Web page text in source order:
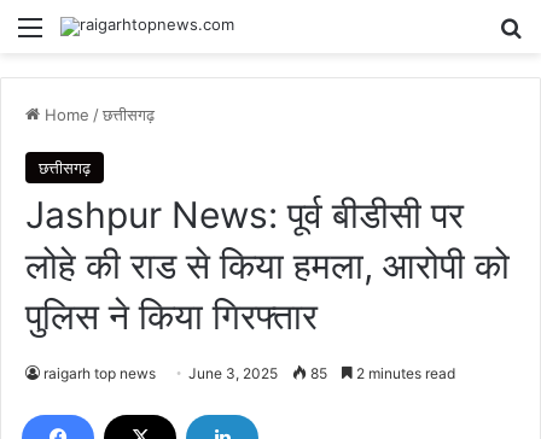
Menu
Home /छत्तीसगढ़
छत्तीसगढ़
Jashpur News: पूर्व बीडीसी पर
लोहे की राड से किया हमला, आरोपी को
पुलिस ने किया गिरफ्तार
raigarh top news June 3, 2025 85 2 minutes read